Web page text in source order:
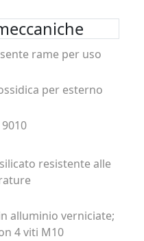
rame per uso
per esterno
resistente alle
alluminio verniciate;
4 viti M10